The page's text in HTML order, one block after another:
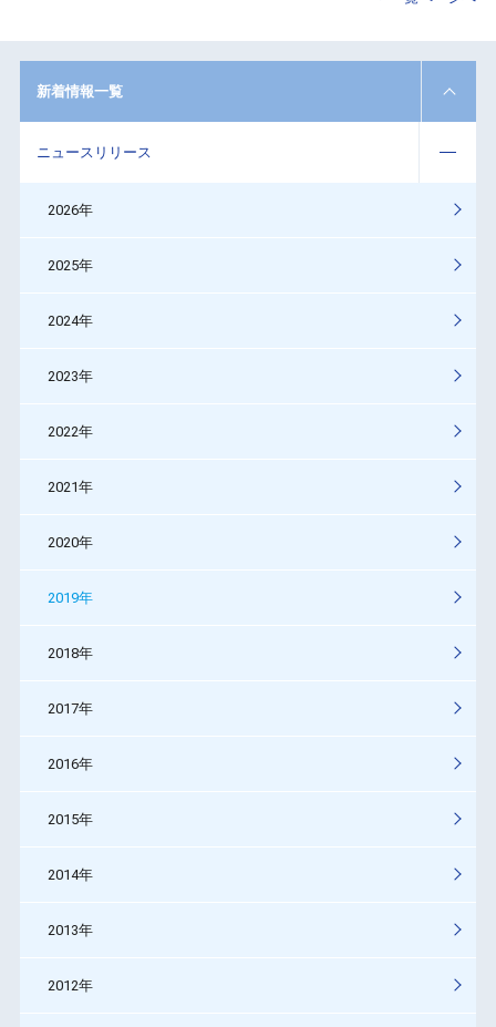
新着情報一覧
ニュースリリース
2026年
2025年
2024年
2023年
2022年
2021年
2020年
2019年
2018年
2017年
2016年
2015年
2014年
2013年
2012年